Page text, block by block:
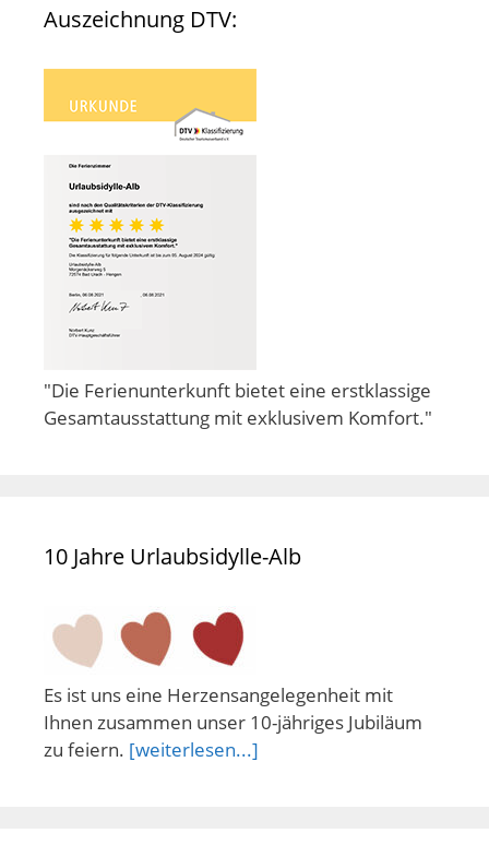
Auszeichnung DTV:
"Die Ferienunterkunft bietet eine erstklassige
Gesamtausstattung mit exklusivem Komfort."
10 Jahre Urlaubsidylle-Alb
Es ist uns eine Herzensangelegenheit mit
Ihnen zusammen unser 10-jähriges Jubiläum
zu feiern. [weiterlesen...]